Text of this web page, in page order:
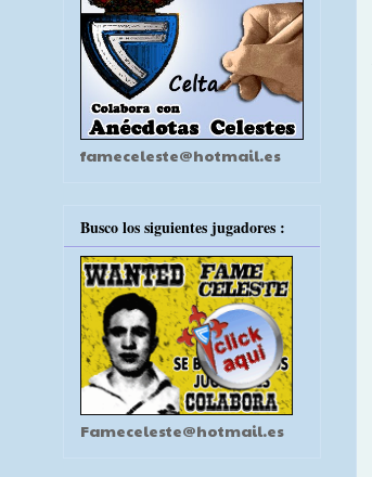
fameceleste@hotmail.es
Busco los siguientes jugadores :
Fameceleste@hotmail.es